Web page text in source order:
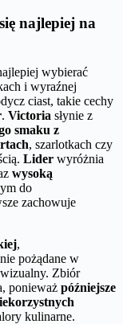
najlepiej na
wybierać
i wyraźnej
ciast, takie cechy
. Victoria słynie z
smaku z
, szarlotkach czy
Lider wyróżnia
wysoką
do
zachowuje
,
pożądane w
Zbiór
ponieważ późniejsze
kulinarne.